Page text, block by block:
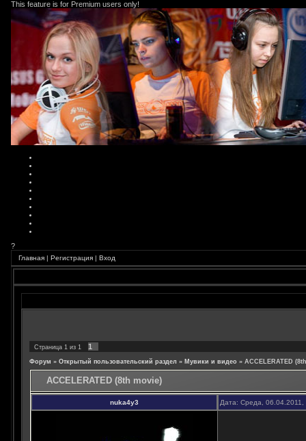
This feature is for Premium users only!
?
Главная | Регистрация | Вход
Страница 1 из 1 1
Форум » Открытый пользовательский раздел » Мувики и видео » ACCELERATED
ACCELERATED (8th movie)
nuka4y3 Дата: Среда,